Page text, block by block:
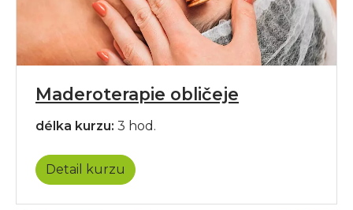
Maderoterapie obličeje
délka kurzu: 3 hod.
Detail kurzu